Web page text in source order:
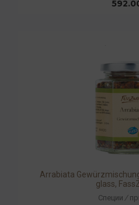
Arrabiata
glass,
Специи /